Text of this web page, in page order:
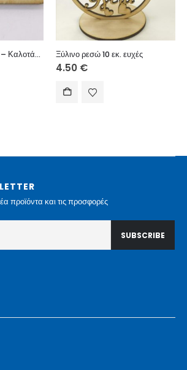
Ξύλινο μπρελόκ 6 εκ. – Καλοτάξιδο Ξύλινο ρεσώ 10 εκ. ευχές
4.50 €
προϊόντα και τις προσφορές